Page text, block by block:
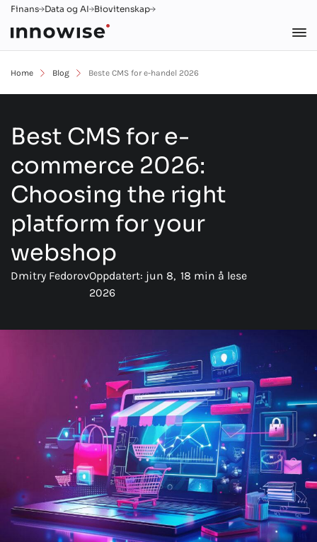
Finans Data og AI Biovitenskap
Home Blog Beste CMS for e-handel 2026
Best CMS for e-
commerce 2026:
Choosing the right
platform for your
webshop
Dmitry FedorovOppdatert: jun 8,
2026
18 min å lese